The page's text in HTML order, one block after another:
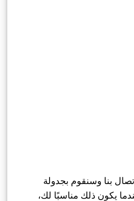
بنا وسنقوم بجدولة
يكون ذلك مناسبًا لك،